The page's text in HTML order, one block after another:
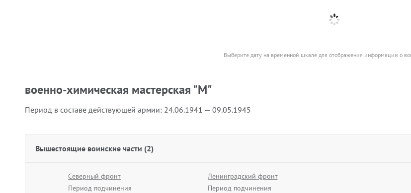
Выберите дату на временной шкале для отображения информации о
военно-химическая мастерская "М"
Период в составе действующей армии: 24.06.1941 — 09.05.1945
Вышестоящие воинские части (2)
Северный фронт
Период подчинения
Ленинградский фронт
Период подчинения